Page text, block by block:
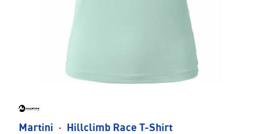
Martini · Hillclimb Race T-Shirt